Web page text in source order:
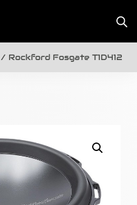
/ Rockford Fosgate T1D412